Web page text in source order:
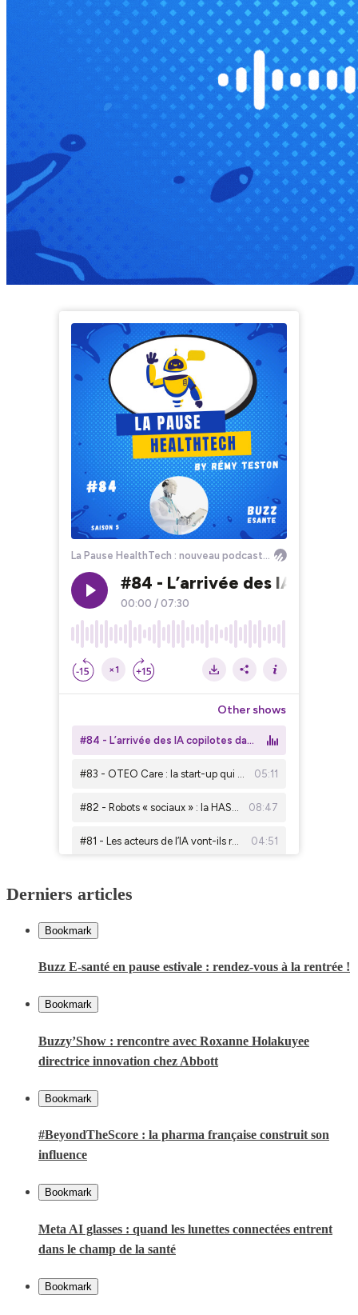
Derniers articles
Bookmark
Buzz E-santé en pause estivale : rendez-vous à la rentrée !
Bookmark
Buzzy’Show : rencontre avec Roxanne Holakuyee
directrice innovation chez Abbott
Bookmark
#BeyondTheScore : la pharma française construit son
influence
Bookmark
Meta AI glasses : quand les lunettes connectées entrent
dans le champ de la santé
Bookmark